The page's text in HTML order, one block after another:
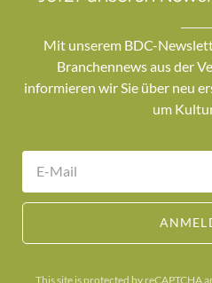
Mit unserem BDC-
Branchennews aus der
informieren wir Sie über neu
um
This site is protected by reCAPTCHA